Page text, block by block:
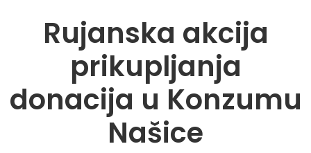
Rujanska akcija
prikupljanja
donacija u Konzumu
Našice